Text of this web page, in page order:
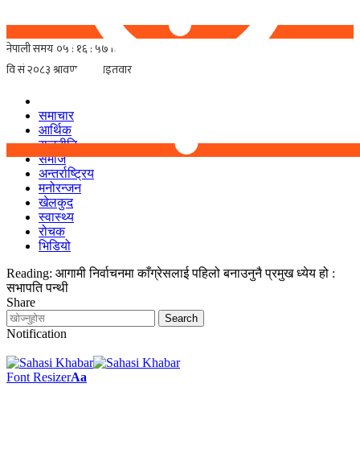
समाचार
आर्थिक
राजनीति
समाज
अन्तर्राष्ट्रिय
मनोरन्जन
खेलकुद
स्वास्थ्य
रोचक
भिडियो
Reading: आगामी निर्वाचनमा काँग्रेसलाई पहिलो बनाउनुनै प्रमुख ध्येय हो :
सभापति पन्थी
Share
Notification
Font ResizerAa